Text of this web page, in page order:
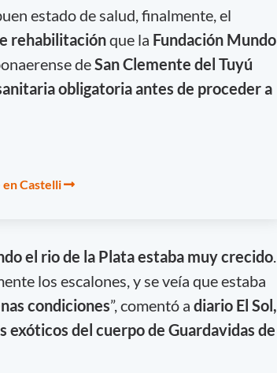
estado de salud, finalmente, el
rehabilitaciónque la Fundación Mundo
deSan Clemente del Tuyú
obligatoria antes de proceder a
Castelli
el rio de la Plata estaba muy crecido.
los escalones, y se veía que estaba
condiciones”, comentó a diario El Sol,
exóticos del cuerpo de Guardavidas de